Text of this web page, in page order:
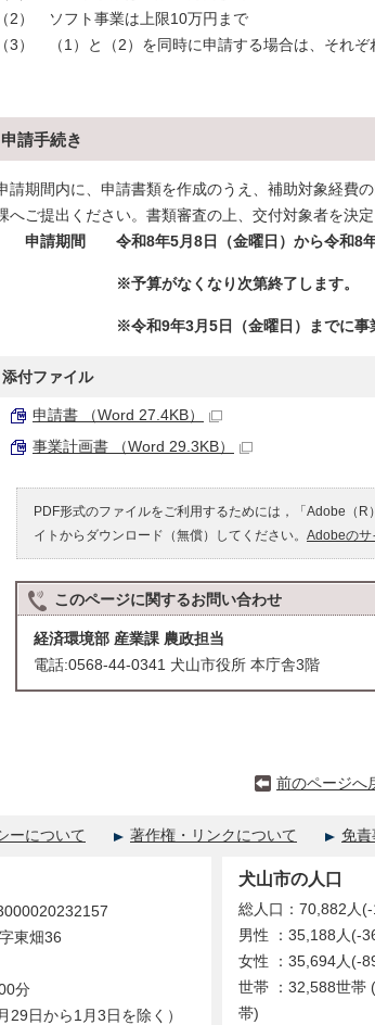
（2） ソフト事業は上限10万円まで
（3） （1）と（2）を同時に申請する場合は、それぞ
申請手続き
請期間内に、申請書類を作成のうえ、補助対象経費
へご提出ください。書類審査の上、交付対象者を決定
申請期間 令和8年5月8日（金曜日）から令和8
※予算がなくなり次第終了します。
※令和9年3月5日（金曜日）までに事業を完
添付ファイル
申請書 （Word 27.4KB）
事業計画書 （Word 29.3KB）
PDF形式のファイルをご利用するためには，「Adobe（
イトからダウンロード（無償）してください。 Adobeのサ
このページに関するお問い合わせ
経済環境部 産業課 農政担当
電話:0568-44-0341 犬山市役所 本庁舎3階
前のページへ
ーについて 著作権・リンクについて 免責
東畑36
分
29日から1月3日を除く）
犬山市の人口
総人口：70,882人
男性 ：35,188人(-
女性 ：35,694人(-
世帯 ：32,588世帯
帯)